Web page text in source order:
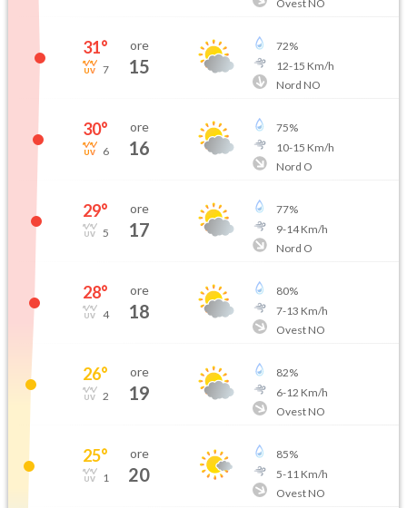
Ovest NO
31°
7
ore
15
72%
12-15 Km/h
Nord NO
30°
6
ore
16
75%
10-15 Km/h
Nord O
29°
5
ore
17
77%
9-14Km/h
Nord O
28°
4
ore
18
80%
7-13 Km/h
Ovest NO
26°
2
ore
19
82%
6-12 Km/h
Ovest NO
25°
1
ore
20
85%
5-11 Km/h
Ovest NO